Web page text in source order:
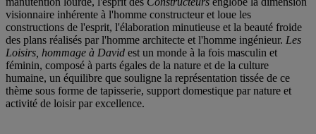
visionnaire inhérente à l'homme constructeur et loue les
constructions de l'esprit, l'élaboration minutieuse et la beauté froide
des plans réalisés par l'homme architecte et l'homme ingénieur. Les
Loisirs, hommage à David est un monde à la fois masculin et
féminin, composé à parts égales de la nature et de la culture
humaine, un équilibre que souligne la représentation tissée de ce
thème sous forme de tapisserie, support domestique par nature et
activité de loisir par excellence.